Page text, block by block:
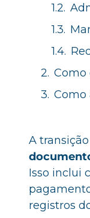
Como
Como
A
Isso inclui
registros